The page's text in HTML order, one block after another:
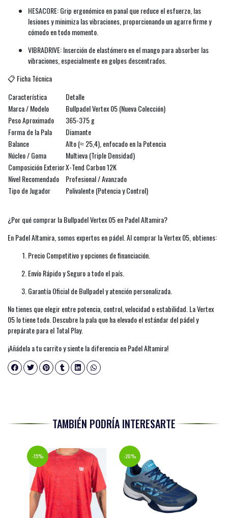
HESACORE: Grip ergonómico en panal que reduce el esfuerzo, las
lesiones y minimiza las vibraciones, proporcionando un agarre firme y
cómodo en todo momento.
VIBRADRIVE: Inserción de elastómero en el mango para absorber las
vibraciones, especialmente en golpes descentrados.
📋 Ficha Técnica
Característica
Detalle
Marca / Modelo
Bullpadel Vertex 05 (Nueva Colección)
Peso Aproximado
365-375 g
Forma de la Pala
Diamante
Balance
Alto (≈ 25,4), enfocado en la Potencia
Núcleo / Goma
Multieva (Triple Densidad)
Composición ExteriorX-Tend Carbon 12K
Nivel Recomendado
Profesional / Avanzado
Tipo de Jugador
Polivalente (Potencia y Control)
¿Por qué comprar la Bullpadel Vertex 05 en Padel Altamira?
En Padel Altamira, somos expertos en pádel. Al comprar la Vertex 05, obtienes:
Precio Competitivo y opciones de financiación.
Envío Rápido y Seguro a todo el país.
Garantía Oficial de Bullpadel y atención personalizada.
No tienes que elegir entre potencia, control, velocidad o estabilidad. La Vertex
05 lo tiene todo. Descubre la pala que ha elevado el estándar del pádel y
prepárate para el Total Play.
¡Añádela a tu carrito y siente la diferencia en Padel Altamira!
TAMBIÉN PODRÍA INTERESARTE
-15% -20%